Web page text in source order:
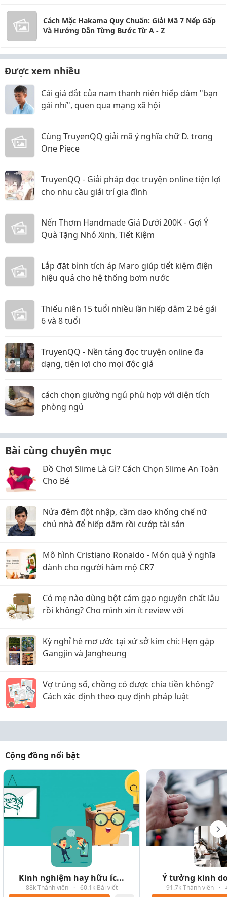
Cách Mặc Hakama Quy Chuẩn: Giải Mã 7 Nếp Gấp
Và Hướng Dẫn Từng Bước Từ A - Z
Được xem nhiều
Cái giá đắt của nam thanh niên hiếp dâm "bạn
gái nhí", quen qua mạng xã hội
Cùng TruyenQQ giải mã ý nghĩa chữ D. trong
One Piece
TruyenQQ - Giải pháp đọc truyện online tiện lợi
cho nhu cầu giải trí gia đình
Nến Thơm Handmade Giá Dưới 200K - Gợi Ý
Quà Tặng Nhỏ Xinh, Tiết Kiệm
Lắp đặt bình tích áp Maro giúp tiết kiệm điện
hiệu quả cho hệ thống bơm nước
Thiếu niên 15 tuổi nhiều lần hiếp dâm 2 bé gái
6 và 8 tuổi
TruyenQQ - Nền tảng đọc truyện online đa
dạng, tiện lợi cho mọi độc giả
cách chọn giường ngủ phù hợp với diện tích
phòng ngủ
Bài cùng chuyên mục
Đồ Chơi Slime Là Gì? Cách Chọn Slime An Toàn
Cho Bé
Nửa đêm đột nhập, cầm dao khống chế nữ
chủ nhà để hiếp dâm rồi cướp tài sản
Mô hình Cristiano Ronaldo - Món quà ý nghĩa
dành cho người hâm mộ CR7
Có mẹ nào dùng bột cám gạo nguyên chất lâu
rồi không? Cho mình xin ít review với
Kỳ nghỉ hè mơ ước tại xứ sở kim chi: Hẹn gặp
Gangjin và Jangheung
Vợ trúng số, chồng có được chia tiền không?
Cách xác định theo quy định pháp luật
Cộng đồng nổi bật
Kinh nghiệm hay hữu íc...
88k Thành viên · 60.1k Bài viết
Ý tưởng kinh
91.7k Thành viên ·